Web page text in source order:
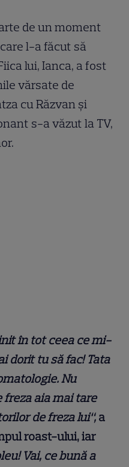
de un moment
l-a făcut să
lui, Ianca, a fost
vărsate de
cu Răzvan și
s-a văzut la TV,
în tot ceea ce mi-
dorit tu să fac! Tata
Nu
freza aia mai tare
de freza lui“, a
roast-ului, iar
Vai, ce bună a